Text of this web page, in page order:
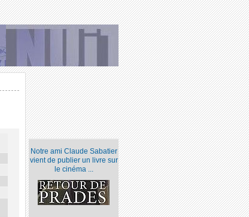
Notre ami Claude Sabatier
vient de publier un livre sur
le cinéma ...